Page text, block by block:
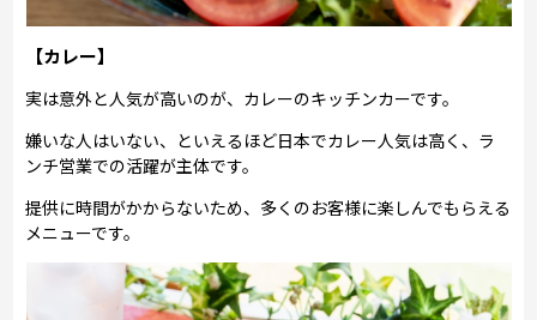
【カレー】
実は意外と人気が高いのが、カレーのキッチンカーです。
嫌いな人はいない、といえるほど日本でカレー人気は高く、ラ
ンチ営業での活躍が主体です。
提供に時間がかからないため、多くのお客様に楽しんでもらえる
メニューです。